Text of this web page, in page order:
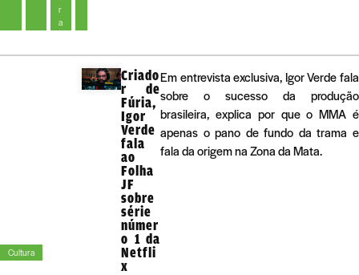
r
a
Cultura
Criado
r de
Fúria,
Igor
Verde
fala
ao
Folha
JF
sobre
série
númer
o 1 da
Netfli
x
Em entrevista exclusiva, Igor Verde fala
sobre o sucesso da produção
brasileira, explica por que o MMA é
apenas o pano de fundo da trama e
fala da origem na Zona da Mata.